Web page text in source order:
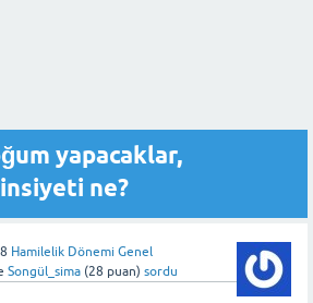
yapacaklar,
ne?
Hamilelik Dönemi Genel
Songül_sima (28 puan) sordu